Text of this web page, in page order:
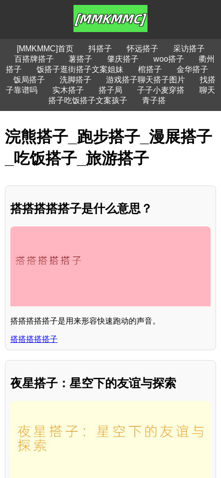
[MMKMMC]首页 抖搭子 怀远搭子
采访搭子
百搭牌搭子
薯搭子 肇庆搭子 woo搭子
衢州
搭子
饭搭子逛街搭子文案姐妹 棺搭子
金华搭子
饭局搭子
洗脚搭子 游戏搭子聊天搭子图片
找搭
子靠谱吗
实木搭子 搭子局 子子小麦穿搭
聊天
搭子吃饭搭子文案孩子
青子搭
浣熊搭子_跑步搭子_漫展搭子
_吃饭搭子_旅游搭子
搭搭搭搭搭子是什么意思？
搭搭搭搭搭子是用来形容快速跑动的声音。
搭搭搭搭搭子
夜星搭子：星空下的友谊与探索